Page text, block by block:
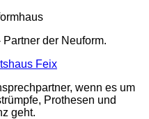
der Neuform.
wenn es um
Prothesen und
geht.